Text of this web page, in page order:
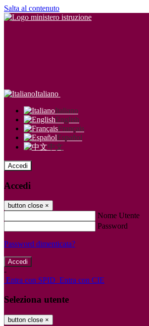
Salta al contenuto
Italiano
Italiano
English
Français
Español
中文
Accedi
Accedi
button close ×
Nome Utente
Password
Password dimenticata?
-
Entra con SPID Entra con CIE
Seleziona utente
button close ×